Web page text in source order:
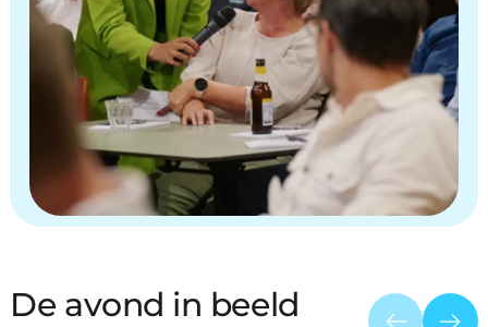
De avond in beeld